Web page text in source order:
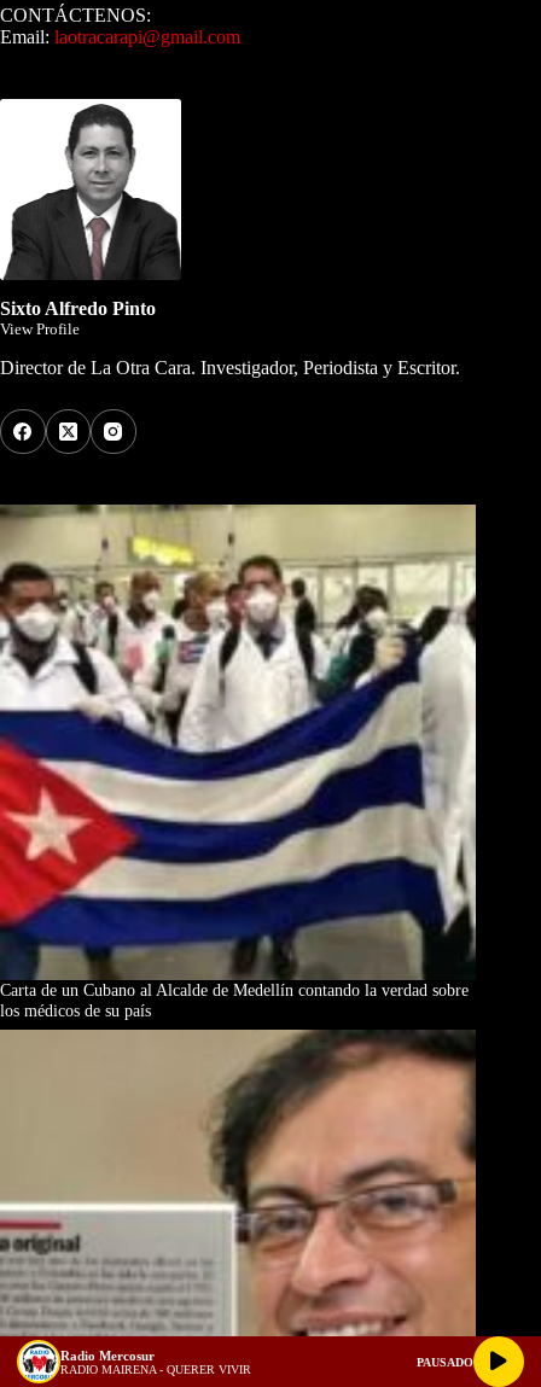
CONTÁCTENOS:
Email: laotracarapi@gmail.com
Sixto Alfredo Pinto
View Profile
Director de La Otra Cara. Investigador, Periodista y Escritor.
Carta de un Cubano al Alcalde de Medellín contando la verdad sobre
los médicos de su país
Radio Mercosur
RADIO MAIRENA - QUERER VIVIR
PAUSADO